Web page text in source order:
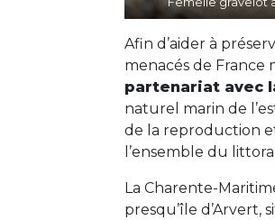
Afin d’aider à
menacés de France
partenariat avec
naturel marin de
de la reproduction
l’ensemble du
La Charente-
presqu’île d’Arvert,